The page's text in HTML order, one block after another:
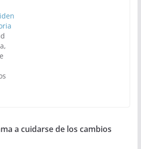
a cuidarse de los cambios